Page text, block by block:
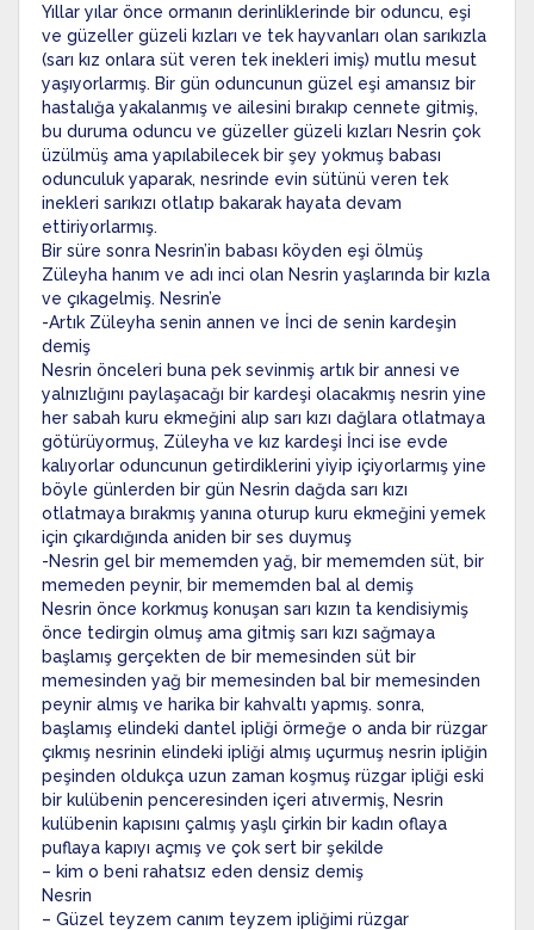
Yıllar yılar önce ormanın derinliklerinde bir oduncu, eşi
ve güzeller güzeli kızları ve tek hayvanları olan sarıkızla
(sarı kız onlara süt veren tek inekleri imiş) mutlu mesut
yaşıyorlarmış. Bir gün oduncunun güzel eşi amansız bir
hastalığa yakalanmış ve ailesini bırakıp cennete gitmiş,
bu duruma oduncu ve güzeller güzeli kızları Nesrin çok
üzülmüş ama yapılabilecek bir şey yokmuş babası
odunculuk yaparak, nesrinde evin sütünü veren tek
inekleri sarıkızı otlatıp bakarak hayata devam
ettiriyorlarmış.
Bir süre sonra Nesrin’in babası köyden eşi ölmüş
Züleyha hanım ve adı inci olan Nesrin yaşlarında bir kızla
ve çıkagelmiş. Nesrin’e
-Artık Züleyha senin annen ve İnci de senin kardeşin
demiş
Nesrin önceleri buna pek sevinmiş artık bir annesi ve
yalnızlığını paylaşacağı bir kardeşi olacakmış nesrin yine
her sabah kuru ekmeğini alıp sarı kızı dağlara otlatmaya
götürüyormuş, Züleyha ve kız kardeşi İnci ise evde
kalıyorlar oduncunun getirdiklerini yiyip içiyorlarmış yine
böyle günlerden bir gün Nesrin dağda sarı kızı
otlatmaya bırakmış yanına oturup kuru ekmeğini yemek
için çıkardığında aniden bir ses duymuş
-Nesrin gel bir mememden yağ, bir mememden süt, bir
memeden peynir, bir mememden bal al demiş
Nesrin önce korkmuş konuşan sarı kızın ta kendisiymiş
önce tedirgin olmuş ama gitmiş sarı kızı sağmaya
başlamış gerçekten de bir memesinden süt bir
memesinden yağ bir memesinden bal bir memesinden
peynir almış ve harika bir kahvaltı yapmış. sonra,
başlamış elindeki dantel ipliği örmeğe o anda bir rüzgar
çıkmış nesrinin elindeki ipliği almış uçurmuş nesrin ipliğin
peşinden oldukça uzun zaman koşmuş rüzgar ipliği eski
bir kulübenin penceresinden içeri atıvermiş, Nesrin
kulübenin kapısını çalmış yaşlı çirkin bir kadın oflaya
puflaya kapıyı açmış ve çok sert bir şekilde
– kim o beni rahatsız eden densiz demiş
Nesrin
– Güzel teyzem canım teyzem ipliğimi rüzgar